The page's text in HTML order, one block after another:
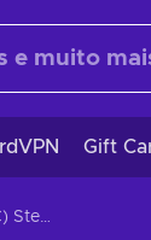
Gift
Cthulhu pub (PC) Steam Key GLOBAL